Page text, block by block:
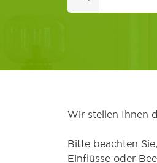
Wir stellen Ihnen
Bitte beachten
Einflüsse oder